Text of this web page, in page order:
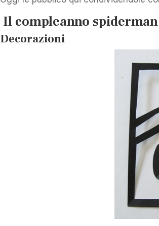
Il compleanno
Decorazioni